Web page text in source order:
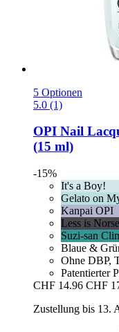
5 Optionen
5.0 (1)
OPI Nail
(15 ml)
-15%
It's a Boy!
Gelato on
Kanpai OPI
Less is Norse
Suzi-san
Blaue &
Ohne DBP,
Patentierter
CHF 14.96 CHF
Zustellung bis 13.